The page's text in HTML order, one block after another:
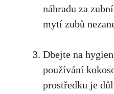
náhradu za
mytí zubů
Dbejte na
používání
prostředku je